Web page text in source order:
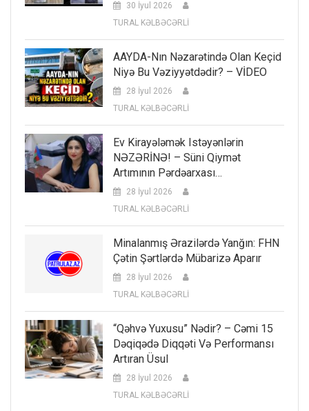
30 İyul 2026
TURAL KƏLBƏCƏRLİ
AAYDA-Nın Nəzarətində Olan Keçid
Niyə Bu Vəziyyətdədir? – VİDEO
28 İyul 2026
TURAL KƏLBƏCƏRLİ
Ev Kirayələmək Istəyənlərin
NƏZƏRİNƏ! – Süni Qiymət
Artımının Pərdəarxası…
28 İyul 2026
TURAL KƏLBƏCƏRLİ
Minalanmış Ərazilərdə Yanğın: FHN
Çətin Şərtlərdə Mübarizə Aparır
28 İyul 2026
TURAL KƏLBƏCƏRLİ
“Qəhvə Yuxusu” Nədir? – Cəmi 15
Dəqiqədə Diqqəti Və Performansı
Artıran Üsul
28 İyul 2026
TURAL KƏLBƏCƏRLİ